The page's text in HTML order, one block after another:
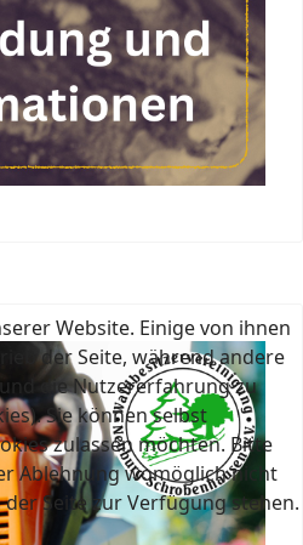
Website. Einige von ihnen
der Seite, während andere
die Nutzererfahrung zu
Sie können selbst
zulassen möchten. Bitte
Ablehnung womöglich nicht
Seite zur Verfügung stehen.